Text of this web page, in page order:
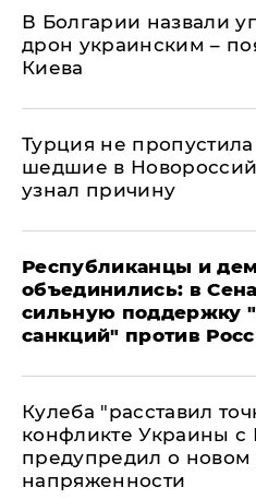
В Болгарии назвали
дрон украинским –
Киева
Турция не
шедшие в
узнал причину
Республиканцы и
объединились: в
сильную поддержку
санкций" против
Кулеба "расставил
конфликте Украины
предупредил о новом
напряженности